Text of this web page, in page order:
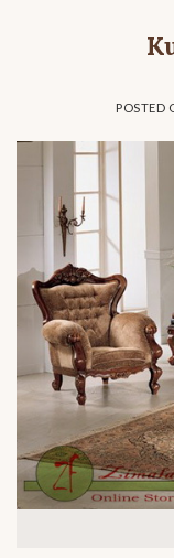
POSTED